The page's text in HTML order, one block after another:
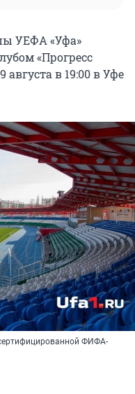
УЕФА «Уфа»
«Прогресс
в 19:00 в Уфе
ФИФА-